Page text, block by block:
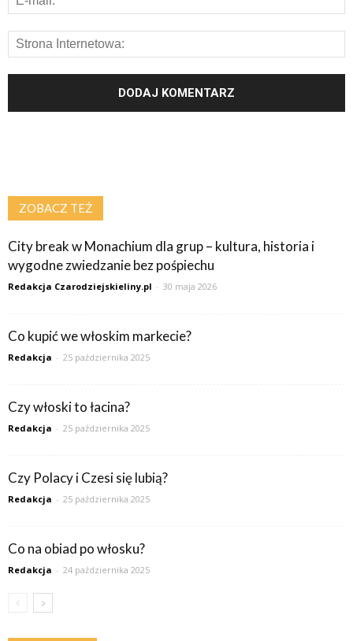
ZOBACZ TEŻ
City break w Monachium dla grup – kultura, historia i
wygodne zwiedzanie bez pośpiechu
Redakcja Czarodziejskieliny.pl - 30 maja 2026
Co kupić we włoskim markecie?
Redakcja - 25 października 2025
Czy włoski to łacina?
Redakcja - 25 października 2025
Czy Polacy i Czesi się lubią?
Redakcja - 25 października 2025
Co na obiad po włosku?
Redakcja - 24 października 2025